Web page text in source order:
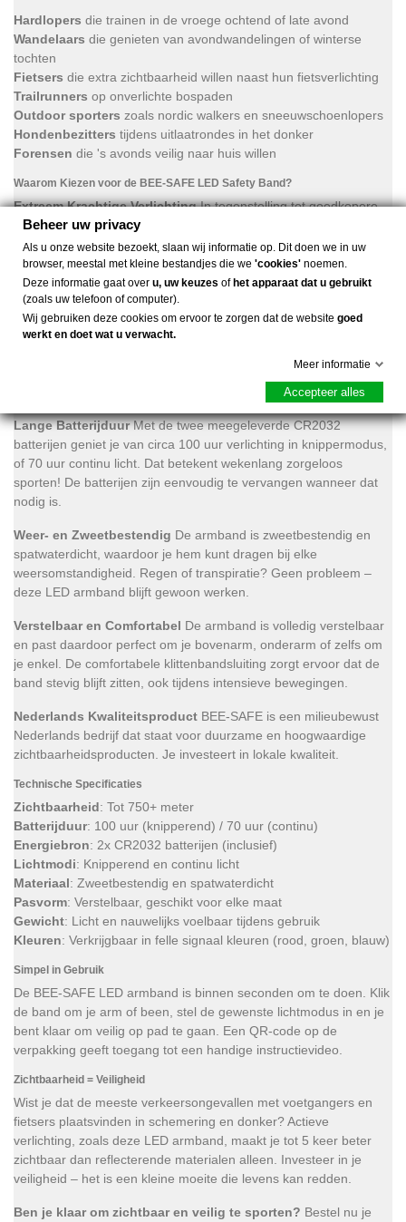
Hardlopers die trainen in de vroege ochtend of late avond
Wandelaars die genieten van avondwandelingen of winterse
tochten
Fietsers die extra zichtbaarheid willen naast hun fietsverlichting
Trailrunners op onverlichte bospaden
Outdoor sporters zoals nordic walkers en sneeuwschoenlopers
Hondenbezitters tijdens uitlaatrondes in het donker
Forensen die 's avonds veilig naar huis willen
Waarom Kiezen voor de BEE-SAFE LED Safety Band?
Extreem Krachtige VerlichtingIn tegenstelling tot goedkopere
alternatieven, verlicht de gehele LED-strip van deze BEE-SAFE
armband extreem fel. Je bent zichtbaar tot op een afstand van
meer dan 750 meter – dat is bijna drie keer zo ver als een
gemiddelde reflecterende band. Dit geeft automobilisten en
andere weggebruikers ruim de tijd om je op te merken.
Twee Handige LichtmodiKies tussen knipperend of continu
continu licht zorgt voor constante zichtbaarheid zonder te
Lange BatterijduurMet de twee meegeleverde CR2032
batterijen geniet je van circa 100 uur verlichting in knippermodus,
of 70 uur continu licht. Dat betekent wekenlang zorgeloos
sporten! De batterijen zijn eenvoudig te vervangen wanneer dat
nodig is.
Weer- en Zweetbestendig De armband is zweetbestendig en
spatwaterdicht, waardoor je hem kunt dragen bij elke
weersomstandigheid. Regen of transpiratie? Geen probleem –
deze LED armband blijft gewoon werken.
Verstelbaar en Comfortabel De armband is volledig verstelbaar
en past daardoor perfect om je bovenarm, onderarm of zelfs om
je enkel. De comfortabele klittenbandsluiting zorgt ervoor dat de
band stevig blijft zitten, ook tijdens intensieve bewegingen.
Nederlands Kwaliteitsproduct BEE-SAFE is een milieubewust
Nederlands bedrijf dat staat voor duurzame en hoogwaardige
zichtbaarheidsproducten. Je investeert in lokale kwaliteit.
Technische Specificaties
Zichtbaarheid: Tot 750+ meter
Batterijduur: 100 uur (knipperend) / 70 uur (continu)
Energiebron: 2x CR2032 batterijen (inclusief)
Lichtmodi: Knipperend en continu licht
Materiaal: Zweetbestendig en spatwaterdicht
Pasvorm: Verstelbaar, geschikt voor elke maat
Gewicht: Licht en nauwelijks voelbaar tijdens gebruik
Kleuren: Verkrijgbaar in felle signaal kleuren (rood, groen, blauw)
Simpel in Gebruik
De BEE-SAFE LED armband is binnen seconden om te doen. Klik
de band om je arm of been, stel de gewenste lichtmodus in en je
bent klaar om veilig op pad te gaan. Een QR-code op de
verpakking geeft toegang tot een handige instructievideo.
Zichtbaarheid = Veiligheid
Wist je dat de meeste verkeersongevallen met voetgangers en
fietsers plaatsvinden in schemering en donker? Actieve
verlichting, zoals deze LED armband, maakt je tot 5 keer beter
zichtbaar dan reflecterende materialen alleen. Investeer in je
veiligheid – het is een kleine moeite die levens kan redden.
Ben je klaar om zichtbaar en veilig te sporten? Bestel nu je
Beheer uw privacy
Als u onze website bezoekt, slaan wij informatie op. Dit doen we in uw
browser, meestal met kleine bestandjes die we 'cookies' noemen.
Deze informatie gaat over u, uw keuzes ofhet apparaat dat u gebruikt
(zoals uw telefoon of computer).
Wij gebruiken deze cookies om ervoor te zorgen dat de website goed
werkt en doet wat u verwacht.
Meer informatie
Accepteer alles